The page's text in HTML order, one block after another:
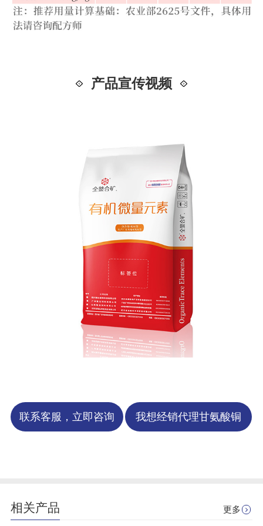
产品宣传视频
联系客服，立即咨询 我想经销代理甘氨酸铜
相关产品 更多